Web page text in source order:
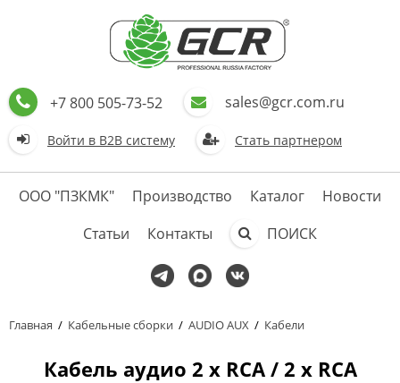
+7 800 505-73-52 sales@gcr.com.ru
Войти в В2В систему Стать партнером
ООО "ПЗКМК" Производство Каталог
Новости
Статьи
Контакты ПОИСК
Главная / Кабельные сборки / AUDIO AUX / Кабели
Кабель аудио 2 х RCA / 2 х RCA